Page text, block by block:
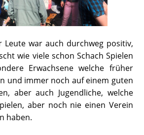
Leute war auch durchweg positiv,
wie viele schon Schach Spielen
Erwachsene welche früher
und immer noch auf einem guten
aber auch Jugendliche, welche
aber noch nie einen Verein
haben.